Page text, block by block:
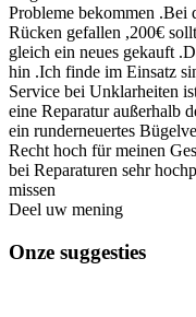
Probleme bekommen .Bei
Rücken gefallen ,200€
gleich ein neues gekauft
hin .Ich finde im Einsatz
Service bei Unklarheiten
eine Reparatur außerhalb
ein runderneuertes
Recht hoch für meinen
bei Reparaturen sehr
missen
Deel uw mening
Onze suggesties